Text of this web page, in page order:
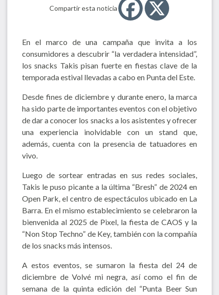
Compartir esta noticia
En el marco de una campaña que invita a los
consumidores a descubrir “la verdadera intensidad”,
los snacks Takis pisan fuerte en fiestas clave de la
temporada estival llevadas a cabo en Punta del Este.
Desde fines de diciembre y durante enero, la marca
ha sido parte de importantes eventos con el objetivo
de dar a conocer los snacks a los asistentes y ofrecer
una experiencia inolvidable con un stand que,
además, cuenta con la presencia de tatuadores en
vivo.
Luego de sortear entradas en sus redes sociales,
Takis le puso picante a la última “Bresh” de 2024 en
Open Park, el centro de espectáculos ubicado en La
Barra. En el mismo establecimiento se celebraron la
bienvenida al 2025 de Pixel, la fiesta de CAOS y la
“Non Stop Techno” de Key, también con la compañía
de los snacks más intensos.
A estos eventos, se sumaron la fiesta del 24 de
diciembre de Volvé mi negra, así como el fin de
semana de la quinta edición del “Punta Beer Sun